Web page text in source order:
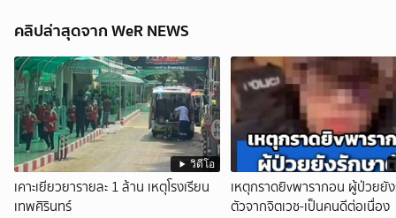
คลิปล่าสุดจาก WeR NEWS
วิดีโอ
เคาะเยียวยารายละ 1 ล้าน เหตุโรงเรียน
เทพศิรินทร์
เหตุกราดยิvพารากอน ผู้ป่วยยั
ตัวจากจิตเวช-เป็นคนดีต่อเนื่อง